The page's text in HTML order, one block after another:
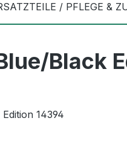
/ PFLEGE &
Black